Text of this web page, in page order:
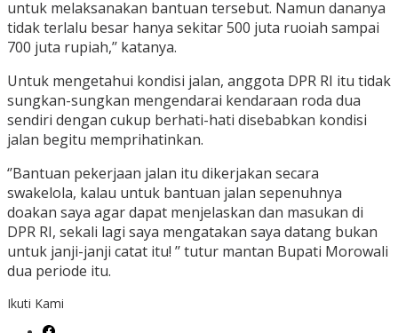
untuk melaksanakan bantuan tersebut. Namun dananya
tidak terlalu besar hanya sekitar 500 juta ruoiah sampai
700 juta rupiah,’’ katanya.
Untuk mengetahui kondisi jalan, anggota DPR RI itu tidak
sungkan-sungkan mengendarai kendaraan roda dua
sendiri dengan cukup berhati-hati disebabkan kondisi
jalan begitu memprihatinkan.
‘’Bantuan pekerjaan jalan itu dikerjakan secara
swakelola, kalau untuk bantuan jalan sepenuhnya
doakan saya agar dapat menjelaskan dan masukan di
DPR RI, sekali lagi saya mengatakan saya datang bukan
untuk janji-janji catat itu! ’’ tutur mantan Bupati Morowali
dua periode itu.
Ikuti Kami